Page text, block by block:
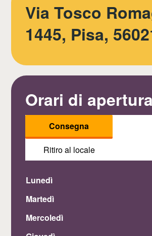
Via Tosco
1445, Pisa,
Orari di apertura
Consegna
Ritiro al locale
Lunedì
Martedì
Mercoledì